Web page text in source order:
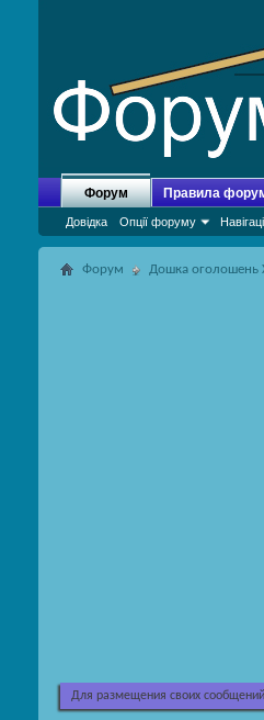
Форум
Довідка Опції форуму
Правила
Форум Дошка оголошень
Для размещения своих